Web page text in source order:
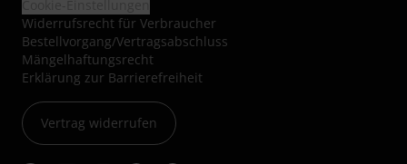
Widerrufsrecht für Verbraucher
Bestellvorgang/Vertragsabschluss
Mängelhaftungsrecht
Erklärung zur Barrierefreiheit
Vertrag widerrufen